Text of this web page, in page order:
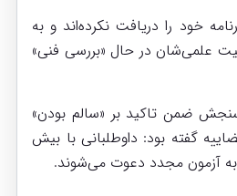
خود را دریافت نکرده‌اند و به
علمی‌شان در حال «بررسی فنی»
ضمن تاکید بر «سالم بودن»
گفته بود: داوطلبانی با بیش